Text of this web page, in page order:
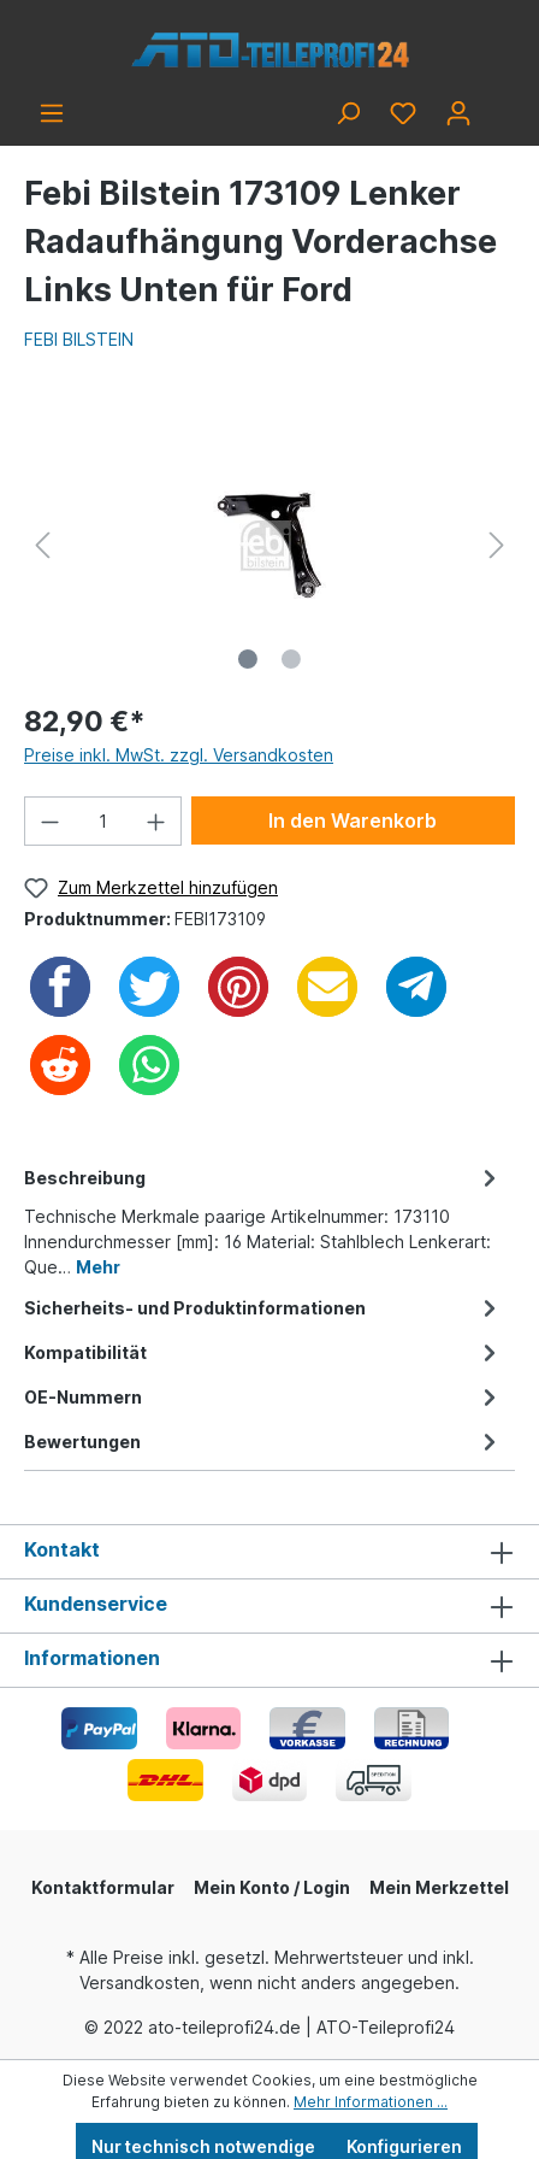
Febi Bilstein 173109 Lenker
Radaufhängung Vorderachse
Links Unten für Ford
FEBI BILSTEIN
82,90 €*
Preise inkl. MwSt. zzgl. Versandkosten
In den Warenkorb
Zum Merkzettel hinzufügen
Produktnummer: FEBI173109
Beschreibung
Technische Merkmale paarige Artikelnummer: 173110
Innendurchmesser [mm]: 16 Material: Stahlblech Lenkerart:
Que… Mehr
Sicherheits- und Produktinformationen
Kompatibilität
OE-Nummern
Bewertungen
Kontakt
Kundenservice
Informationen
Kontaktformular Mein Konto / Login Mein Merkzettel
* Alle Preise inkl. gesetzl. Mehrwertsteuer und inkl.
Versandkosten, wenn nicht anders angegeben.
© 2022 ato-teileprofi24.de | ATO-Teileprofi24
Diese Website verwendet Cookies, um eine bestmögliche
Erfahrung bieten zu können. Mehr Informationen ...
Nur technisch notwendige Konfigurieren